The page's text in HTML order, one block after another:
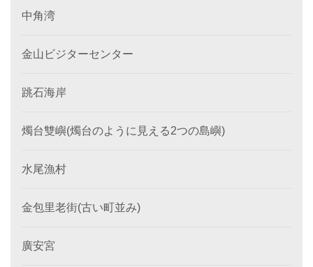
中角湾
金山ビジターセンター
跳石海岸
燭台雙嶼(燭台のように見える2つの島嶼)
水尾漁村
金包里老街(古い町並み)
廣安宮